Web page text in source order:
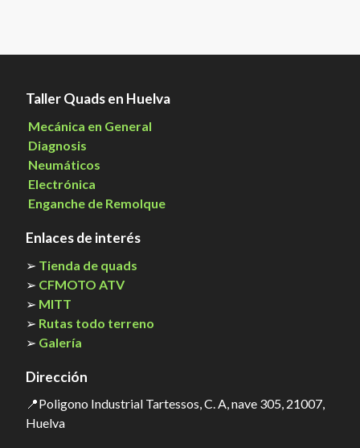
Taller Quads en Huelva
Mecánica en General
Diagnosis
Neumáticos
Electrónica
Enganche de Remolque
Enlaces de interés
➢ Tienda de quads
➢ CFMOTO ATV
➢ MITT
➢ Rutas todo terreno
➢ Galería
Dirección
📍Poligono Industrial Tartessos, C. A, nave 305, 21007,
Huelva